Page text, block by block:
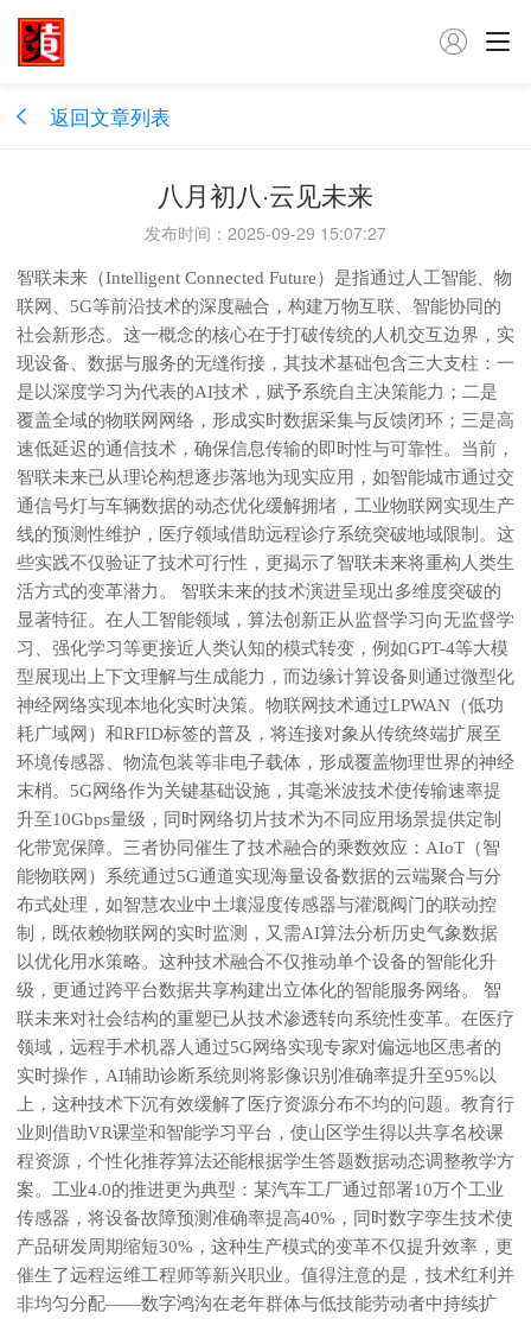

返回文章列表
八月初八·云见未来
发布时间：2025-09-29 15:07:27
智联未来（Intelligent Connected Future）是指通过人工智能、物
联网、5G等前沿技术的深度融合，构建万物互联、智能协同的
社会新形态。这一概念的核心在于打破传统的人机交互边界，实
现设备、数据与服务的无缝衔接，其技术基础包含三大支柱：一
是以深度学习为代表的AI技术，赋予系统自主决策能力；二是
覆盖全域的物联网网络，形成实时数据采集与反馈闭环；三是高
速低延迟的通信技术，确保信息传输的即时性与可靠性。当前，
智联未来已从理论构想逐步落地为现实应用，如智能城市通过交
通信号灯与车辆数据的动态优化缓解拥堵，工业物联网实现生产
线的预测性维护，医疗领域借助远程诊疗系统突破地域限制。这
些实践不仅验证了技术可行性，更揭示了智联未来将重构人类生
活方式的变革潜力。 智联未来的技术演进呈现出多维度突破的
显著特征。在人工智能领域，算法创新正从监督学习向无监督学
习、强化学习等更接近人类认知的模式转变，例如GPT-4等大模
型展现出上下文理解与生成能力，而边缘计算设备则通过微型化
神经网络实现本地化实时决策。物联网技术通过LPWAN（低功
耗广域网）和RFID标签的普及，将连接对象从传统终端扩展至
环境传感器、物流包装等非电子载体，形成覆盖物理世界的神经
末梢。5G网络作为关键基础设施，其毫米波技术使传输速率提
升至10Gbps量级，同时网络切片技术为不同应用场景提供定制
化带宽保障。三者协同催生了技术融合的乘数效应：AIoT（智
能物联网）系统通过5G通道实现海量设备数据的云端聚合与分
布式处理，如智慧农业中土壤湿度传感器与灌溉阀门的联动控
制，既依赖物联网的实时监测，又需AI算法分析历史气象数据
以优化用水策略。这种技术融合不仅推动单个设备的智能化升
级，更通过跨平台数据共享构建出立体化的智能服务网络。 智
联未来对社会结构的重塑已从技术渗透转向系统性变革。在医疗
领域，远程手术机器人通过5G网络实现专家对偏远地区患者的
实时操作，AI辅助诊断系统则将影像识别准确率提升至95%以
上，这种技术下沉有效缓解了医疗资源分布不均的问题。教育行
业则借助VR课堂和智能学习平台，使山区学生得以共享名校课
程资源，个性化推荐算法还能根据学生答题数据动态调整教学方
案。工业4.0的推进更为典型：某汽车工厂通过部署10万个工业
传感器，将设备故障预测准确率提高40%，同时数字孪生技术使
产品研发周期缩短30%，这种生产模式的变革不仅提升效率，更
催生了远程运维工程师等新兴职业。值得注意的是，技术红利并
非均匀分配——数字鸿沟在老年群体与低技能劳动者中持续扩